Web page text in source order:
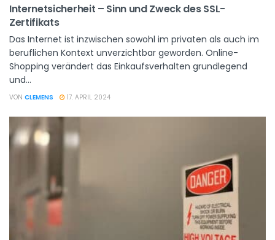
Internetsicherheit – Sinn und Zweck des SSL-
Zertifikats
Das Internet ist inzwischen sowohl im privaten als auch im
beruflichen Kontext unverzichtbar geworden. Online-
Shopping verändert das Einkaufsverhalten grundlegend
und...
VON CLEMENS 17. APRIL 2024